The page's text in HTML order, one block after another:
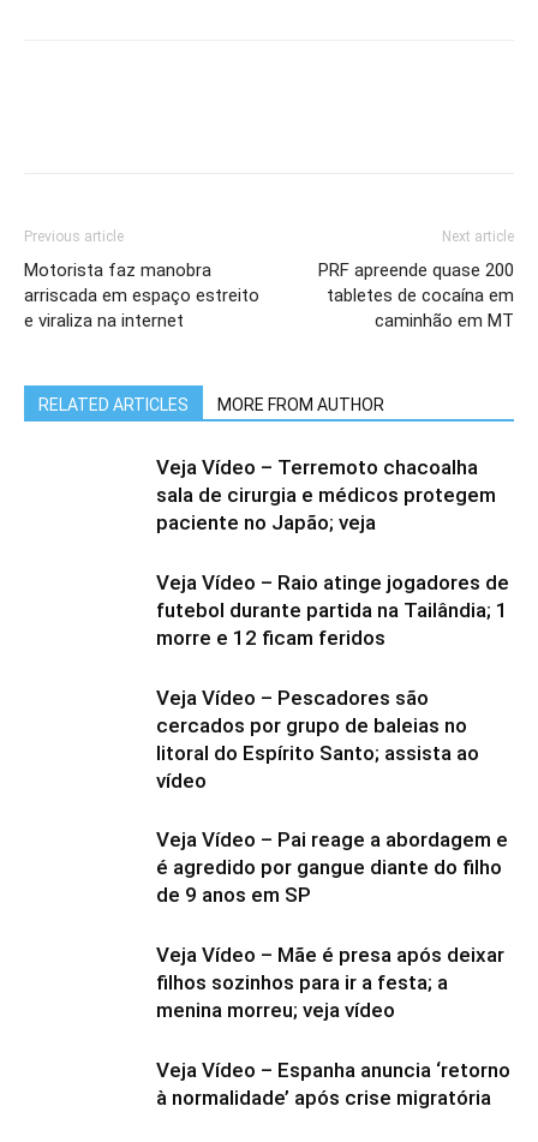
Previous article
Motorista faz manobra
arriscada em espaço estreito
e viraliza na internet
Next article
PRF apreende quase 200
tabletes de cocaína em
caminhão em MT
RELATED ARTICLES MORE FROM AUTHOR
Veja Vídeo – Terremoto chacoalha
sala de cirurgia e médicos protegem
paciente no Japão; veja
Veja Vídeo – Raio atinge jogadores de
futebol durante partida na Tailândia; 1
morre e 12 ficam feridos
Veja Vídeo – Pescadores são
cercados por grupo de baleias no
litoral do Espírito Santo; assista ao
vídeo
Veja Vídeo – Pai reage a abordagem e
é agredido por gangue diante do filho
de 9 anos em SP
Veja Vídeo – Mãe é presa após deixar
filhos sozinhos para ir a festa; a
menina morreu; veja vídeo
Veja Vídeo – Espanha anuncia ‘retorno
à normalidade’ após crise migratória